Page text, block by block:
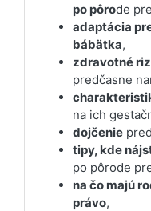
po pôrode
adaptácia
bábätka,
zdravotné
predčasne
na ich
dojčenie
tipy, kde
po pôrode
na čo majú
právo,